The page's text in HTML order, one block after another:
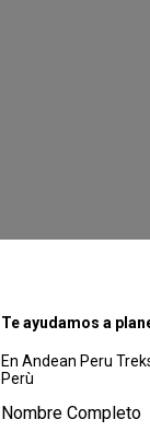
Te ayudamos a
En Andean Peru
Perù
Nombre Completo